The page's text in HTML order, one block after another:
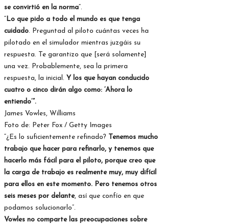
se convirtió en la norma “.
Lo que pido a todo el mundo es que tenga
cuidado. Preguntad al piloto cuántas veces ha
pilotado en el simulador mientras juzgáis su
respuesta. Te garantizo que [será solamente]
una vez. Probablemente, sea la primera
respuesta, la inicial. Y los que hayan conducido
cuatro o cinco dirán algo como: ‘Ahora lo
entiendo’”.
James Vowles, Williams
Foto de: Peter Fox / Getty Images
“¿Es lo suficientemente refinado?
Tenemos mucho
trabajo que hacer para refinarlo, y tenemos que
hacerlo más fácil para el piloto, porque creo que
la carga de trabajo es realmente muy, muy difícil
para ellos en este momento. Pero tenemos otros
seis meses por delante, así que confío en que
podamos solucionarlo”.
Vowles no comparte las preocupaciones sobre